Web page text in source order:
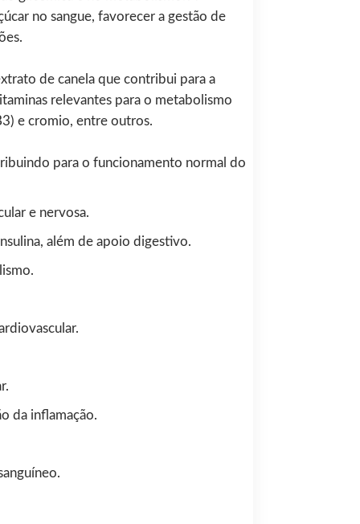
no sangue, favorecer a gestão de
de canela que contribui para a
relevantes para o metabolismo
e cromio, entre outros.
para o funcionamento normal do
e nervosa.
além de apoio digestivo.
da inflamação.